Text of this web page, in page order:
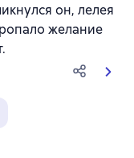
он, лелея
желание